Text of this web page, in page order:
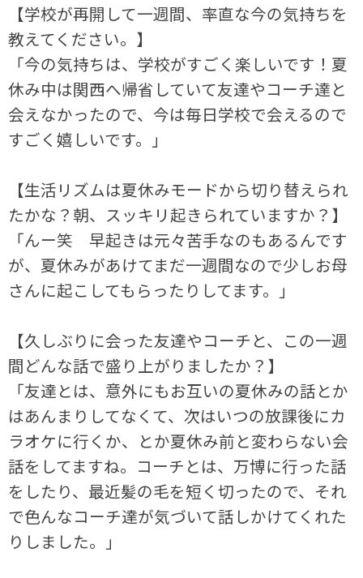
【学校が再開して一週間、率直な今の気持ちを
教えてください。】
「今の気持ちは、学校がすごく楽しいです！夏
休み中は関西へ帰省していて友達やコーチ達と
会えなかったので、今は毎日学校で会えるので
すごく嬉しいです。」
【生活リズムは夏休みモードから切り替えられ
たかな？朝、スッキリ起きられていますか？】
「んー笑 早起きは元々苦手なのもあるんです
が、夏休みがあけてまだ一週間なので少しお母
さんに起こしてもらったりしてます。」
【久しぶりに会った友達やコーチと、この一週
間どんな話で盛り上がりましたか？】
「友達とは、意外にもお互いの夏休みの話とか
はあんまりしてなくて、次はいつの放課後にカ
ラオケに行くか、とか夏休み前と変わらない会
話をしてますね。コーチとは、万博に行った話
をしたり、最近髪の毛を短く切ったので、それ
で色んなコーチ達が気づいて話しかけてくれた
りしました。」